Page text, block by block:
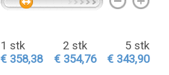
1 stk
€ 358,38
2 stk
€ 354,76
5 stk
€ 343,90